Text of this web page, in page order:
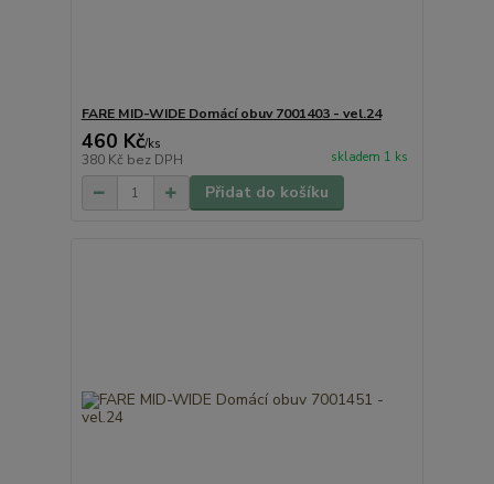
FARE MID-WIDE Domácí obuv 7001403 - vel.24
460 Kč/ks
380 Kč bez DPH skladem 1 ks
Přidat do košíku